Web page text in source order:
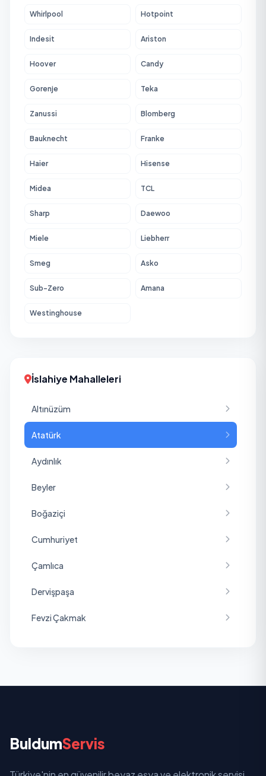
Whirlpool Hotpoint
Indesit Ariston
Hoover Candy
Gorenje Teka
Zanussi Blomberg
Bauknecht Franke
Haier Hisense
Midea TCL
Sharp Daewoo
Miele Liebherr
Smeg Asko
Sub-Zero Amana
Westinghouse
İslahiye Mahalleleri
Altınüzüm
Atatürk
Aydınlık
Beyler
Boğaziçi
Cumhuriyet
Çamlıca
Dervişpaşa
Fevzi Çakmak
Sulumağara
BuldumServis